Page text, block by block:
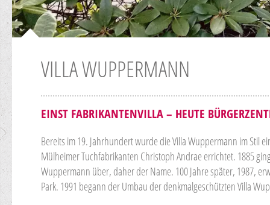
VILLA WUPPERMANN
EINST FABRIKANTENVILLA – HEUTE
Bereits im 19. Jahrhundert wurde die Villa Wuppermann im Stil
Mülheimer Tuchfabrikanten Christoph Andrae errichtet. 1885
Wuppermann über, daher der Name. 100 Jahre später, 1987,
Park. 1991 begann der Umbau der denkmalgeschützten Villa